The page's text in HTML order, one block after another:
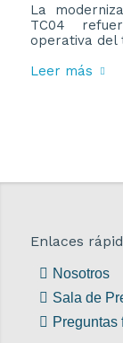
La
TC04
operativa del
Leer más
Enlaces
Nosotros
Sala de
Preguntas